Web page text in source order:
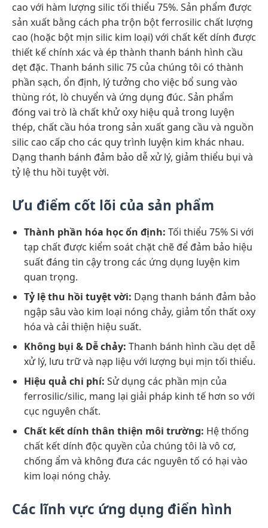
cao với hàm lượng silic tối thiểu 75%. Sản phẩm được
sản xuất bằng cách pha trộn bột ferrosilic chất lượng
cao (hoặc bột mịn silic kim loại) với chất kết dính được
thiết kế chính xác và ép thành thanh bánh hình cầu
dẹt đặc. Thanh bánh silic 75 của chúng tôi có thành
phần sạch, ổn định, lý tưởng cho việc bổ sung vào
thùng rót, lò chuyển và ứng dụng đúc. Sản phẩm
đóng vai trò là chất khử oxy hiệu quả trong luyện
thép, chất cầu hóa trong sản xuất gang cầu và nguồn
silic cao cấp cho các quy trình luyện kim khác nhau.
Dạng thanh bánh đảm bảo dễ xử lý, giảm thiểu bụi và
tỷ lệ thu hồi tuyệt vời.
Ưu điểm cốt lõi của sản phẩm
Thành phần hóa học ổn định: Tối thiểu 75% Si với
tạp chất được kiểm soát chặt chẽ để đảm bảo hiệu
suất đáng tin cậy trong các ứng dụng luyện kim
quan trọng.
Tỷ lệ thu hồi tuyệt vời: Dạng thanh bánh đảm bảo
ngập sâu vào kim loại nóng chảy, giảm tổn thất oxy
hóa và cải thiện hiệu suất.
Không bụi & Dễ chảy: Thanh bánh hình cầu dẹt dễ
xử lý, lưu trữ và nạp liệu với lượng bụi mịn tối thiểu.
Hiệu quả chi phí: Sử dụng các phần mịn của
ferrosilic/silic, mang lại giải pháp kinh tế hơn so với
cục nguyên chất.
Chất kết dính thân thiện môi trường: Hệ thống
chất kết dính độc quyền của chúng tôi là vô cơ,
chống ẩm và không đưa các nguyên tố có hại vào
kim loại nóng chảy.
Các lĩnh vực ứng dụng điển hình